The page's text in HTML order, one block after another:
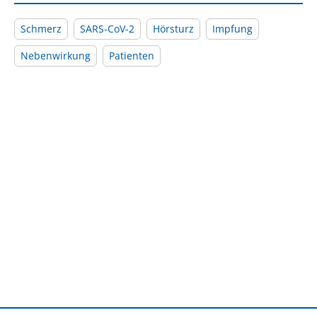
Schmerz SARS-CoV-2 Hörsturz
Impfung
Nebenwirkung
Patienten